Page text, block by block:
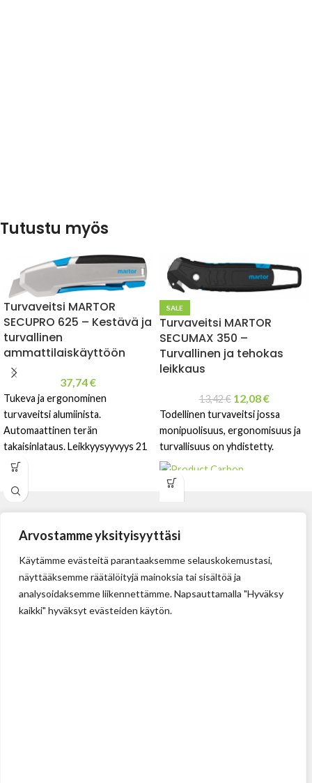
Arvostamme yksityisyyttäsi
Käytämme evästeitä parantaaksemme selauskokemustasi,
näyttääksemme räätälöityjä mainoksia tai sisältöä ja
analysoidaksemme liikennettämme. Napsauttamalla "Hyväksy
kaikki" hyväksyt evästeiden käytön.
Tutustu myös
Turvaveitsi MARTOR
SECUPRO 625 – Kestävä ja
turvallinen
ammattilaiskäyttöön
37,74€
Tukeva ja ergonominen
turvaveitsi alumiinista.
Automaattinen terän
takaisinlataus. Leikkyysyyvyys 21
mm. Helppo ja turvallinen käyttää.
SALE
Turvaveitsi MARTOR
SECUMAX 350 –
Turvallinen ja tehokas
leikkaus
13,42€ 12,08€
Todellinen turvaveitsi jossa
monipuolisuus, ergonomisuus ja
turvallisuus on yhdistetty.
Tehdas